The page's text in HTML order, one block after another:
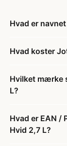
Hvad er
Hvad koster
Hvilket mærke
L?
Hvad er EAN /
Hvid 2,7 L?